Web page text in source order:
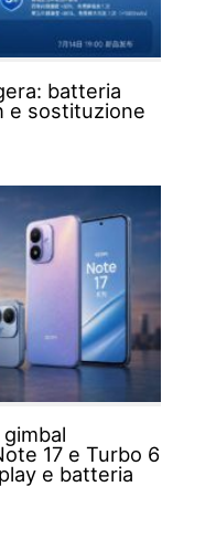
batteria
e sostituzione
17 e Turbo 6
e batteria